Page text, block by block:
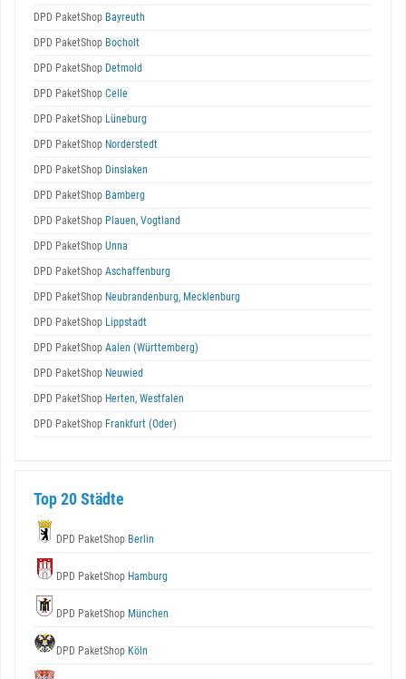
DPD PaketShop Bayreuth
DPD PaketShop Bocholt
DPD PaketShop Detmold
DPD PaketShop Celle
DPD PaketShop Lüneburg
DPD PaketShop Norderstedt
DPD PaketShop Dinslaken
DPD PaketShop Bamberg
DPD PaketShop Plauen, Vogtland
DPD PaketShop Unna
DPD PaketShop Aschaffenburg
DPD PaketShop Neubrandenburg, Mecklenburg
DPD PaketShop Lippstadt
DPD PaketShop Aalen (Württemberg)
DPD PaketShop Neuwied
DPD PaketShop Herten, Westfalen
DPD PaketShop Frankfurt (Oder)
Top 20 Städte
DPD PaketShop Berlin
DPD PaketShop Hamburg
DPD PaketShop München
DPD PaketShop Köln